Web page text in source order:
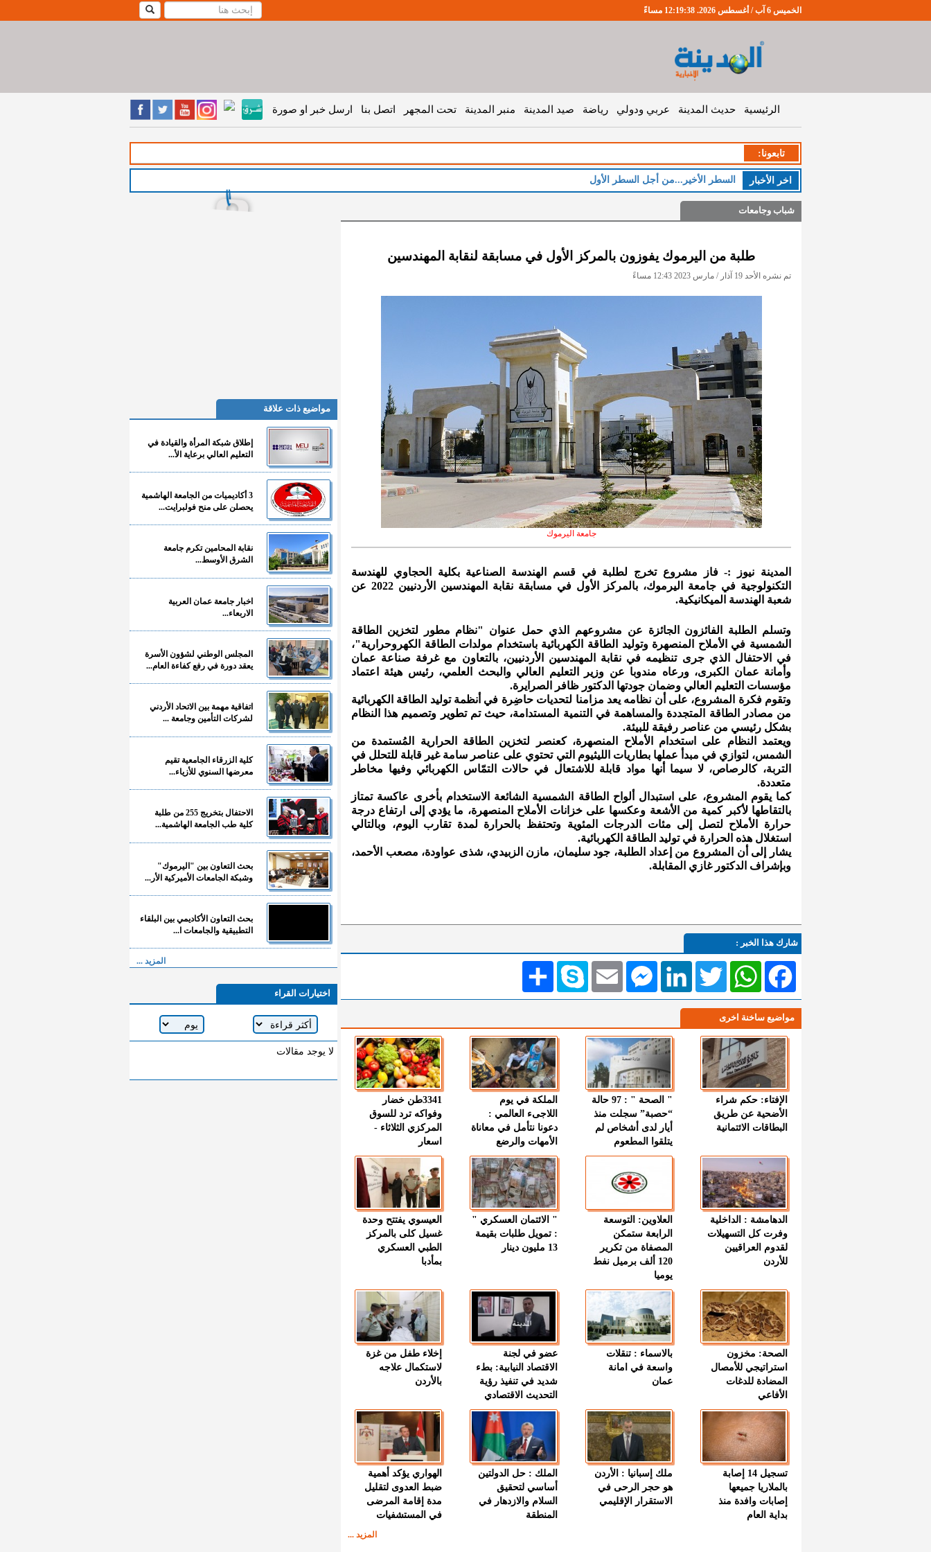
الخميس 6 آب / أغسطس 2026. 12:19:38 مساءً
الرئيسية حديث المدينة عربي ودولي رياضة صيد المدينة منبر المدينة تحت المجهر اتصل بنا ارسل خبر او صورة
تابعونا:
اخر اﻷخبار السطر الأخير...من أجل السطر الأول
شباب وجامعات
طلبة من اليرموك يفوزون بالمركز الأول في مسابقة لنقابة المهندسين
تم نشره الأحد 19 آذار / مارس 2023 12:43 مساءً
جامعة اليرموك
المدينة نيوز :- فاز مشروع تخرج لطلبة في قسم الهندسة الصناعية بكلية الحجاوي للهندسة
التكنولوجية في جامعة اليرموك، بالمركز الأول في مسابقة نقابة المهندسين الأردنيين 2022 عن
شعبة الهندسة الميكانيكية.
وتسلم الطلبة الفائزون الجائزة عن مشروعهم الذي حمل عنوان "نظام مطور لتخزين الطاقة
الشمسية في الأملاح المنصهرة وتوليد الطاقة الكهربائية باستخدام مولدات الطاقة الكهروحرارية"،
في الاحتفال الذي جرى تنظيمه في نقابة المهندسين الأردنيين، بالتعاون مع غرفة صناعة عمان
وأمانة عمان الكبرى، ورعاه مندوبا عن وزير التعليم العالي والبحث العلمي، رئيس هيئة اعتماد
مؤسسات التعليم العالي وضمان جودتها الدكتور ظافر الصرايرة.
وتقوم فكرة المشروع، على أن نظامه يعد مزامنا لتحديات حاضِرة في أنظمة توليد الطاقة الكهربائية
من مصادر الطاقة المتجددة والمساهمة في التنمية المستدامة، حيث تم تطوير وتصميم هذا النظام
بشكل رئيسي من عناصر رفيقة للبيئة.
ويعتمد النظام على استخدام الأملاح المنصهرة، كعنصر لتخزين الطاقة الحرارية المُستمدة من
الشمس، لتوازي في مبدأ عملها بطاريات الليثيوم التي تحتوي على عناصر سامة غير قابلة للتحلل في
التربة، كالرصاص، لا سيما أنها مواد قابلة للاشتعال في حالات التمّاس الكهربائي وفيها مخاطر
متعددة.
كما يقوم المشروع، على استبدال ألواح الطاقة الشمسية الشائعة الاستخدام بأخرى عاكسة تمتاز
بالتقاطها لأكبر كمية من الأشعة وعكسها على خزانات الأملاح المنصهرة، ما يؤدي إلى ارتفاع درجة
حرارة الأملاح لتصل إلى مئات الدرجات المئوية وتحتفظ بالحرارة لمدة تقارب اليوم، وبالتالي
استغلال هذه الحرارة في توليد الطاقة الكهربائية.
يشار إلى أن المشروع من إعداد الطلبة، جود سليمان، مازن الزبيدي، شذى عواودة، مصعب الأحمد،
وبإشراف الدكتور غازي المقابلة.
شارك هذا الخبر :
انشر Skype EmailMessengerLinkedIn TwitterWhatsAppFacebook
مواضيع ساخنة اخرى
الإفتاء: حكم شراء
الأضحية عن طريق
البطاقات الائتمانية
" الصحة " : 97 حالة
“حصبة” سجلت منذ
أيار لدى أشخاص لم
يتلقوا المطعوم
الملكة في يوم
اللاجىء العالمي :
دعونا نتأمل في معاناة
الأمهات والرضع
3341طن خضار
وفواكه ترد للسوق
المركزي الثلاثاء -
اسعار
الدهامشة : الداخلية
وفرت كل التسهيلات
لقدوم العراقيين
للأردن
العلاوين: التوسعة
الرابعة ستمكن
المصفاة من تكرير
120 ألف برميل نفط
يوميا
" الائتمان العسكري "
: تمويل طلبات بقيمة
13 مليون دينار
العيسوي يفتتح وحدة
غسيل كلى بالمركز
الطبي العسكري
بمأدبا
الصحة: مخزون
استراتيجي للأمصال
المضادة للدغات
الأفاعي
بالاسماء : تنقلات
واسعة في امانة
عمان
عضو في لجنة
الاقتصاد النيابية: بطء
شديد في تنفيذ رؤية
التحديث الاقتصادي
إخلاء طفل من غزة
لاستكمال علاجه
بالأردن
تسجيل 14 إصابة
بالملاريا جميعها
إصابات وافدة منذ
بداية العام
ملك إسبانيا : الأردن
هو حجر الرحى في
الاستقرار الإقليمي
الملك : حل الدولتين
أساسي لتحقيق
السلام والازدهار في
المنطقة
الهواري يؤكد أهمية
ضبط العدوى لتقليل
مدة إقامة المرضى
في المستشفيات
المزيد ...
مواضيع ذات علاقة
إطلاق شبكة المرأة والقيادة في
التعليم العالي برعاية الأ...
3 أكاديميات من الجامعة الهاشمية
يحصلن على منح فولبرايت...
نقابة المحامين تكرم جامعة
الشرق الأوسط...
اخبار جامعة عمان العربية
الاربعاء...
المجلس الوطني لشؤون الأسرة
يعقد دورة في رفع كفاءة العام...
اتفاقية مهمة بين الاتحاد الأردني
لشركات التأمين وجامعة ...
كلية الزرقاء الجامعية تقيم
معرضها السنوي للأزياء...
الاحتفال بتخريج 255 من طلبة
كلية طب الجامعة الهاشمية...
بحث التعاون بين "اليرموك"
وشبكة الجامعات الأميركية الأر...
بحث التعاون الأكاديمي بين البلقاء
التطبيقية والجامعات ا...
المزيد ...
اختيارات القراء
لا يوجد مقالات